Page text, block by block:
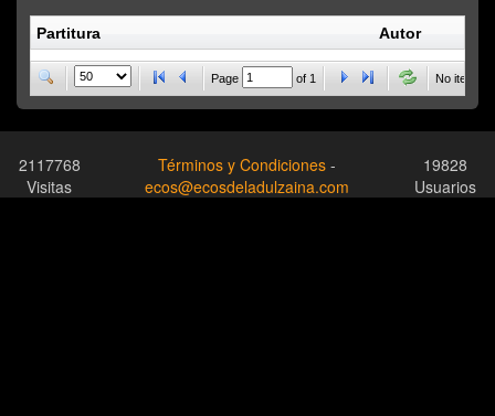
Partitura Autor
Page of 1 No items
2117768
Visitas
Términos y Condiciones -
ecos@ecosdeladulzaina.com
19828
Usuarios